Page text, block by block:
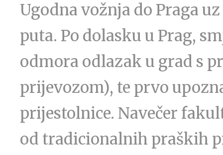
Ugodna vožnja do Praga
puta. Po dolasku u Prag,
odmora odlazak u grad s
prijevozom), te prvo
prijestolnice. Navečer
od tradicionalnih praških